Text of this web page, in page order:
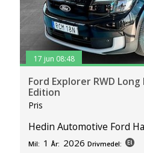
17 jun 08:48
Ford Explorer RWD
Edition
Pris
Hedin Automotive Ford
Mil: 1 År: 2026 Drivmedel: